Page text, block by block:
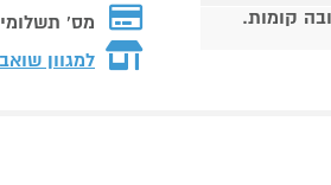
קומות.
מס'
למגוון